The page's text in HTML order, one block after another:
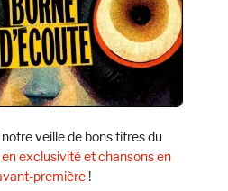
veille de bons titres du
exclusivité et chansons en
première!